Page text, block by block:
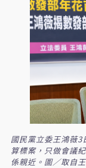
國民黨立委王鴻薇
算標案，只做會議
係親近。圖／取自